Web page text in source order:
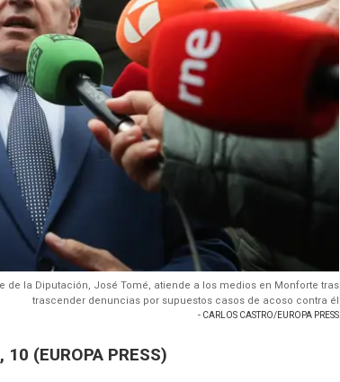
de la Diputación, José Tomé, atiende a los medios en Monforte tras
trascender denuncias por supuestos casos de acoso contra él
- CARLOS CASTRO/EUROPA PRESS
(EUROPA PRESS)